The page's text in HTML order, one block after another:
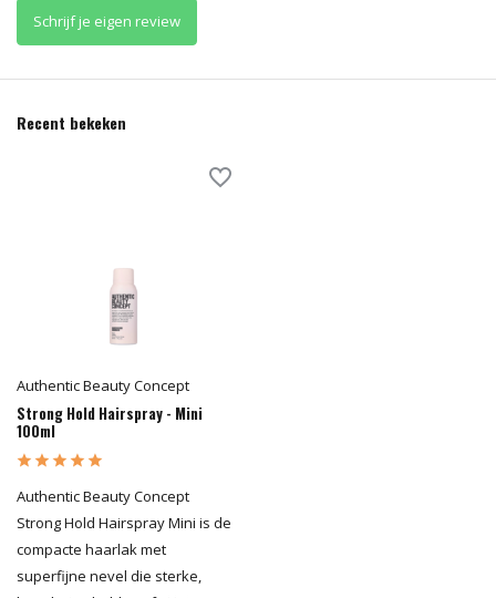
Schrijf je eigen review
Recent bekeken
Authentic Beauty Concept
Strong Hold Hairspray - Mini
100ml
Authentic Beauty Concept
Strong Hold Hairspray Mini is de
compacte haarlak met
superfijne nevel die sterke,